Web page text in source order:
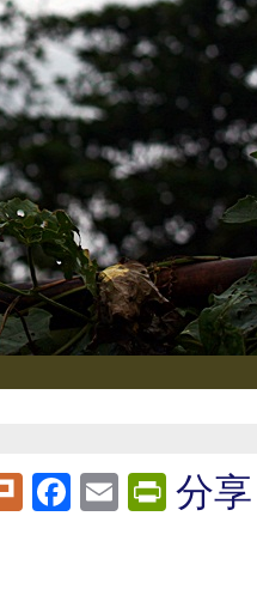
PlurkFacebook
Email分享